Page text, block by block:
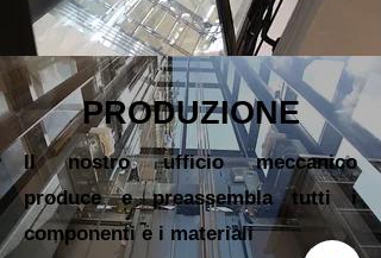
PRODUZIONE
Il nostro ufficio meccanico
produce e preassembla tutti i
componenti e i materiali